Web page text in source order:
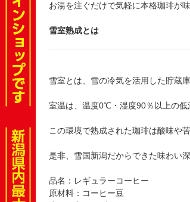
お湯を注ぐだけで気軽に本格珈琲が
雪室熟成とは
雪室とは、雪の冷気を活用した貯蔵庫
室温は、温度0℃・湿度90％以上の低
この環境で熟成された珈琲は酸味や
是非、雪国新潟だからできた味わい
品名：レギュラーコーヒー
原材料：コーヒー豆